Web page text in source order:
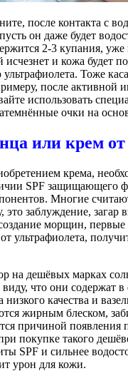
после контакта с
он даже будет
2-3 купания, уже
и кожа будет
Тоже
после активной
использовать
очки на
или крем от
крема,
SPF защищающего
Многие
это заблуждение, загар
морщин, первые
ультрафиолета,
на дешёвых марках
что они содержат в
качества и
жирным блеском,
причиной
покупке такого
SPF и сильнее
урон для кожи.